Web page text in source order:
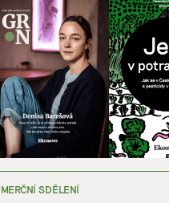
SDĚLENÍ